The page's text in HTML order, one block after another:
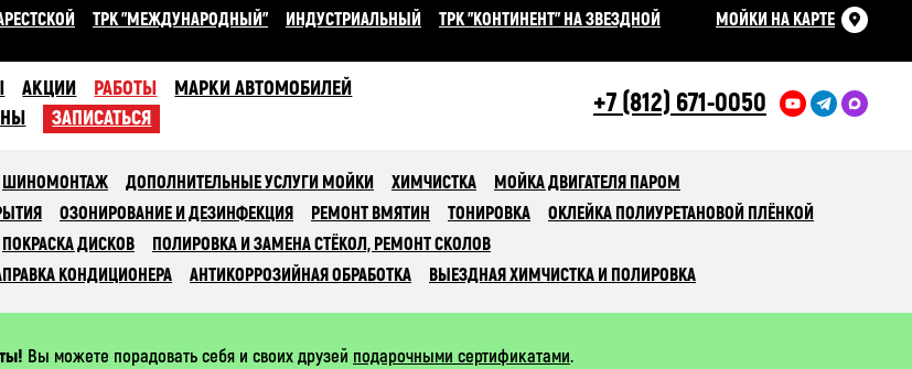
ТРК "МЕЖДУНАРОДНЫЙ" ИНДУСТРИАЛЬНЫЙ
ТРК "КОНТИНЕНТ" НА ЗВЕЗДНОЙ
МОЙКИ НА КАРТЕ
АКЦИИ РАБОТЫ
МАРКИ АВТОМОБИЛЕЙ
ЗАПИСАТЬСЯ +7 (812) 671-0050
ШИНОМОНТАЖ ДОПОЛНИТЕЛЬНЫЕ УСЛУГИ МОЙКИ ХИМЧИСТКА
МОЙКА ДВИГАТЕЛЯ ПАРОМ
ОЗОНИРОВАНИЕ И ДЕЗИНФЕКЦИЯ РЕМОНТ ВМЯТИН ТОНИРОВКА
ОКЛЕЙКА ПОЛИУРЕТАНОВОЙ ПЛЁНКОЙ
ПОКРАСКА ДИСКОВ
ПОЛИРОВКА И ЗАМЕНА СТЁКОЛ, РЕМОНТ СКОЛОВ
КОНДИЦИОНЕРА АНТИКОРРОЗИЙНАЯ ОБРАБОТКА ВЫЕЗДНАЯ ХИМЧИСТКА И ПОЛИРОВКА
Вы можете порадовать себя и своих друзей подарочными сертификатами.